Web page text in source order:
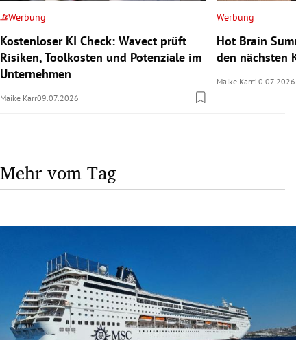
Werbung
Kostenloser KI Check: Wavect prüft
Risiken, Toolkosten und Potenziale im
Unternehmen
Maike Karr09.07.2026
Werbung
Hot Brain
den nächsten
Maike Karr10.07.2026
Mehr vom Tag